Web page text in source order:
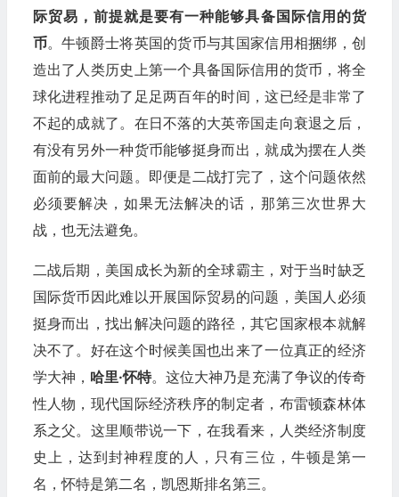
际贸易，前提就是要有一种能够具备国际信用的货
币。牛顿爵士将英国的货币与其国家信用相捆绑，创
造出了人类历史上第一个具备国际信用的货币，将全
球化进程推动了足足两百年的时间，这已经是非常了
不起的成就了。在日不落的大英帝国走向衰退之后，
有没有另外一种货币能够挺身而出，就成为摆在人类
面前的最大问题。即便是二战打完了，这个问题依然
必须要解决，如果无法解决的话，那第三次世界大
战，也无法避免。
二战后期，美国成长为新的全球霸主，对于当时缺乏
国际货币因此难以开展国际贸易的问题，美国人必须
挺身而出，找出解决问题的路径，其它国家根本就解
决不了。好在这个时候美国也出来了一位真正的经济
学大神， 哈里·怀特。这位大神乃是充满了争议的传奇
性人物，现代国际经济秩序的制定者，布雷顿森林体
系之父。这里顺带说一下，在我看来，人类经济制度
史上，达到封神程度的人，只有三位，牛顿是第一
名，怀特是第二名，凯恩斯排名第三。